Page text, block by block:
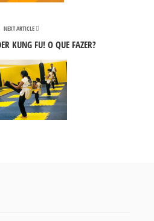
NEXT ARTICLE
KUNG FU! O QUE FAZER?